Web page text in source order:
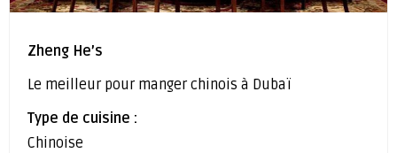
Zheng He’s
Le meilleur pour manger chinois à Dubaï
Type de cuisine :
Chinoise